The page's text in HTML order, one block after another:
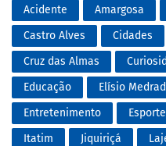
Acidente Amargosa
Castro Alves
Cidades
Cruz das Almas
Educação
Elísio
Entretenimento
Esporte
Itatim
Jiquiriçá